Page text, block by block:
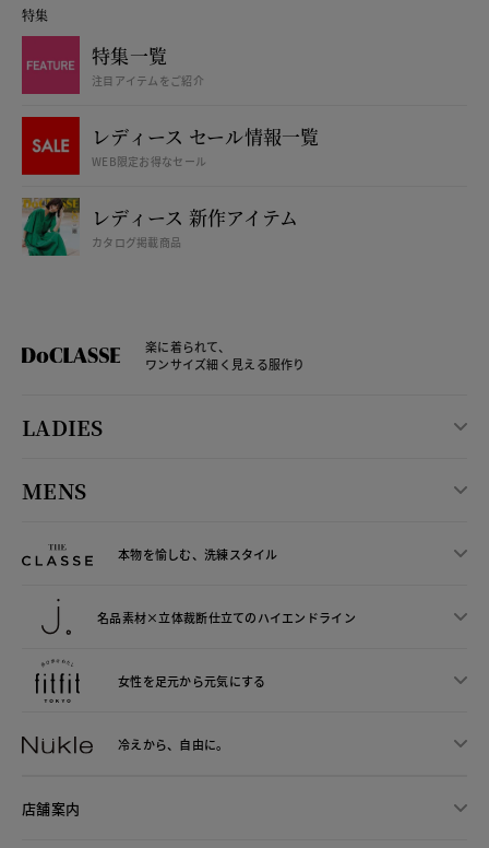
特集
特集一覧
注目アイテムをご紹介
レディース セール情報一覧
WEB限定お得なセール
レディース 新作アイテム
カタログ掲載商品
楽に着られて、
ワンサイズ細く見える服作り
LADIES
MENS
本物を愉しむ、洗練スタイル
名品素材×立体裁断仕立てのハイエンドライン
女性を足元から元気にする
冷えから、 自由に。
店舗案内